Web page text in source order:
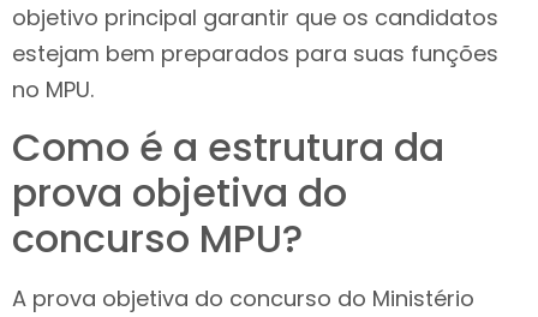
objetivo principal garantir que os candidatos
estejam bem preparados para suas funções
no MPU.
Como é a estrutura da
prova objetiva do
concurso MPU?
A prova objetiva do concurso do Ministério